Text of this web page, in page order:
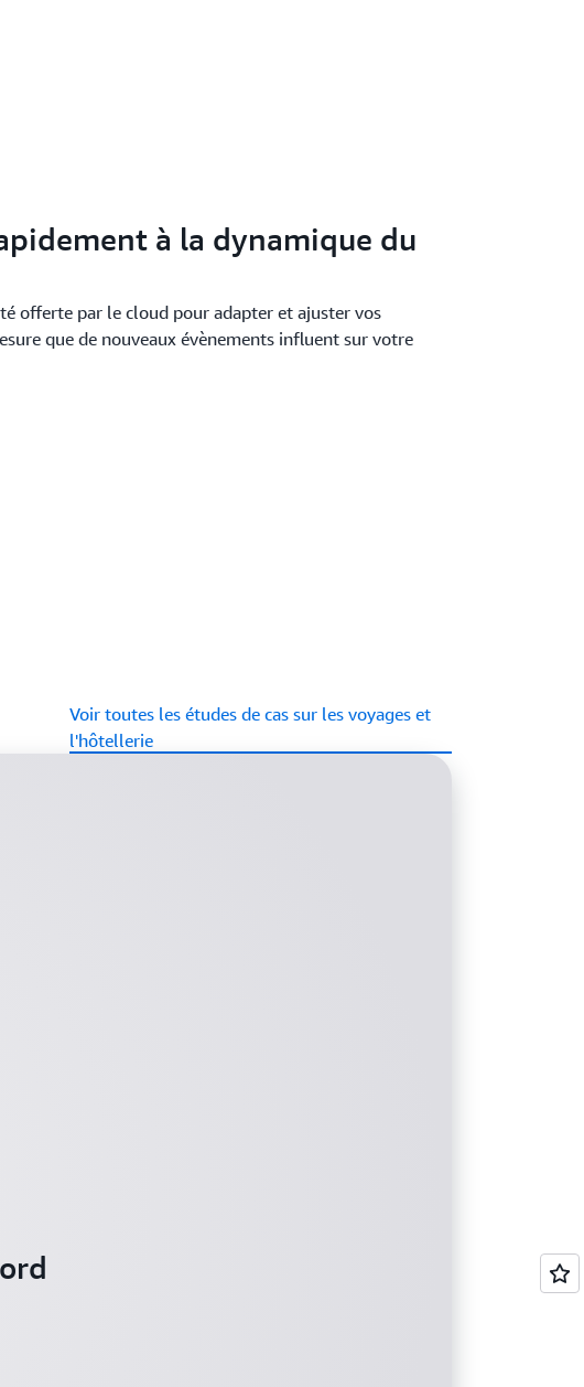
à la dynamique du
offerte par le cloud pour adapter et ajuster vos
que de nouveaux évènements influent sur votre
Voir toutes les études de cas sur les voyages et
l'hôtellerie